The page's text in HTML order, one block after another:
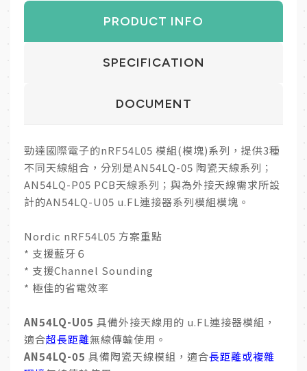
PRODUCT INFO
SPECIFICATION
DOCUMENT
勁達國際電子的nRF54L05 模組(模塊)系列，提供3種
不同天線組合，分別是AN54LQ-05 陶瓷天線系列；
AN54LQ-P05 PCB天線系列；與為外接天線需求所設
計的AN54LQ-U05 u.FL連接器系列模組模塊。
Nordic nRF54L05 方案重點
* 支援藍牙６
* 支援Channel Sounding
* 極佳的省電效率
AN54LQ-U05 具備外接天線用的 u.FL連接器模組，
適合超長距離無線傳輸使用。
AN54LQ-05 具備陶瓷天線模組，適合長距離或複雜